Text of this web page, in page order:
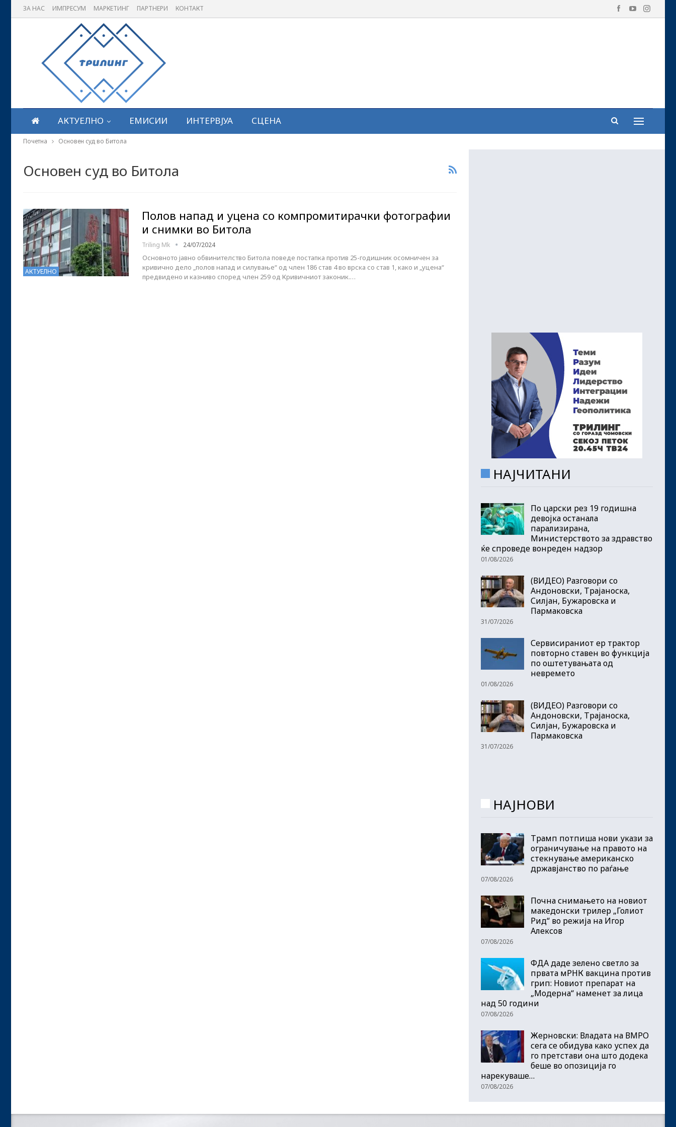
ЗА НАС ИМПРЕСУМ МАРКЕТИНГ ПАРТНЕРИ КОНТАКТ
АКТУЕЛНО ЕМИСИИ ИНТЕРВЈУА СЦЕНА
Почетна Основен суд во Битола
Основен суд во Битола
АКТУЕЛНО
Полов напад и уцена со компромитирачки фотографии
и снимки во Битола
Triling Mk 24/07/2024
Основното јавно обвинителство Битола поведе постапка против 25-годишник осомничен за
кривично дело „полов напад и силување“ од член 186 став 4 во врска со став 1, како и „уцена“
предвидено и казниво според член 259 од Кривичниот законик.…
НАЈЧИТАНИ
По царски рез 19 годишна
девојка останала
парализирана,
Министерството за здравство
ќе спроведе вонреден надзор
01/08/2026
(ВИДЕО) Разговори со
Андоновски, Трајаноска,
Силјан, Бужаровска и
Пармаковска
31/07/2026
Сервисираниот ер трактор
повторно ставен во функција
по оштетувањата од
невремето
01/08/2026
(ВИДЕО) Разговори со
Андоновски, Трајаноска,
Силјан, Бужаровска и
Пармаковска
31/07/2026
НАЈНОВИ
Трамп потпиша нови укази за
ограничување на правото на
стекнување американско
државјанство по раѓање
07/08/2026
Почна снимањето на новиот
македонски трилер „Голиот
Рид“ во режија на Игор
Алексов
07/08/2026
ФДА даде зелено светло за
првата мРНК вакцина против
грип: Новиот препарат на
„Модерна“ наменет за лица
над 50 години
07/08/2026
Жерновски: Владата на ВМРО
сега се обидува како успех да
го претстави она што додека
беше во опозиција го
нарекуваше…
07/08/2026